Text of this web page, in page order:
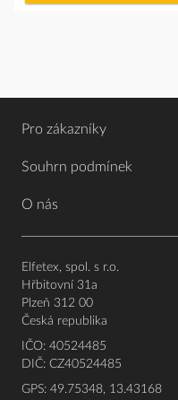
Pro zákazníky
Souhrn podmínek
O nás
Elfetex, spol. s r.o.
Hřbitovní 31a
Plzeň 312 00
Česká republika
IČO: 40524485
DIČ: CZ40524485
GPS: 49.75348, 13.43168